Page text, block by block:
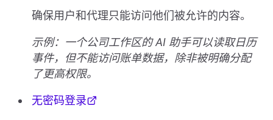
确保用户和代理只能访问他们被允许的内容。
示例：一个公司工作区的 AI 助手可以读取日历
事件，但不能访问账单数据，除非被明确分配
了更高权限。
无密码登录